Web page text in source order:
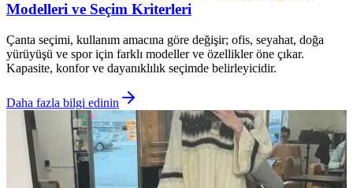
Modelleri ve Seçim Kriterleri
Çanta seçimi, kullanım amacına göre değişir; ofis, seyahat, doğa
yürüyüşü ve spor için farklı modeller ve özellikler öne çıkar.
Kapasite, konfor ve dayanıklılık seçimde belirleyicidir.
Daha fazla bilgi edinin